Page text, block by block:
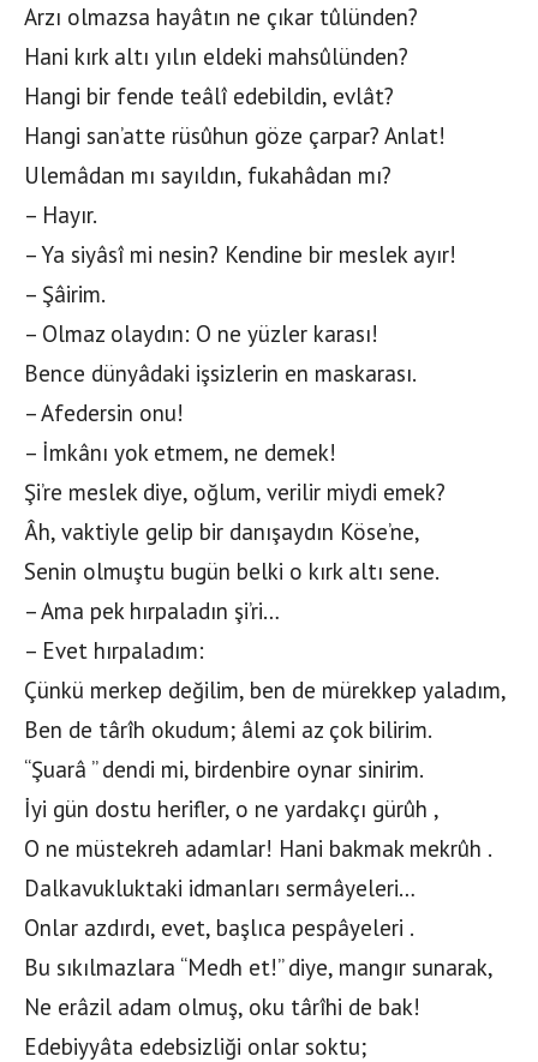
Arzı olmazsa hayâtın ne çıkar tûlünden?
Hani kırk altı yılın eldeki mahsûlünden?
Hangi bir fende teâlî edebildin, evlât?
Hangi san’atte rüsûhun göze çarpar? Anlat!
Ulemâdan mı sayıldın, fukahâdan mı?
– Hayır.
– Ya siyâsî mi nesin? Kendine bir meslek ayır!
– Şâirim.
– Olmaz olaydın: O ne yüzler karası!
Bence dünyâdaki işsizlerin en maskarası.
– Afedersin onu!
– İmkânı yok etmem, ne demek!
Şi’re meslek diye, oğlum, verilir miydi emek?
Âh, vaktiyle gelip bir danışaydın Köse’ne,
Senin olmuştu bugün belki o kırk altı sene.
– Ama pek hırpaladın şi’ri…
– Evet hırpaladım:
Çünkü merkep değilim, ben de mürekkep yaladım,
Ben de târîh okudum; âlemi az çok bilirim.
“Şuarâ ” dendi mi, birdenbire oynar sinirim.
İyi gün dostu herifler, o ne yardakçı gürûh ,
O ne müstekreh adamlar! Hani bakmak mekrûh .
Dalkavukluktaki idmanları sermâyeleri…
Onlar azdırdı, evet, başlıca pespâyeleri .
Bu sıkılmazlara “Medh et!” diye, mangır sunarak,
Ne erâzil adam olmuş, oku târîhi de bak!
Edebiyyâta edebsizliği onlar soktu;